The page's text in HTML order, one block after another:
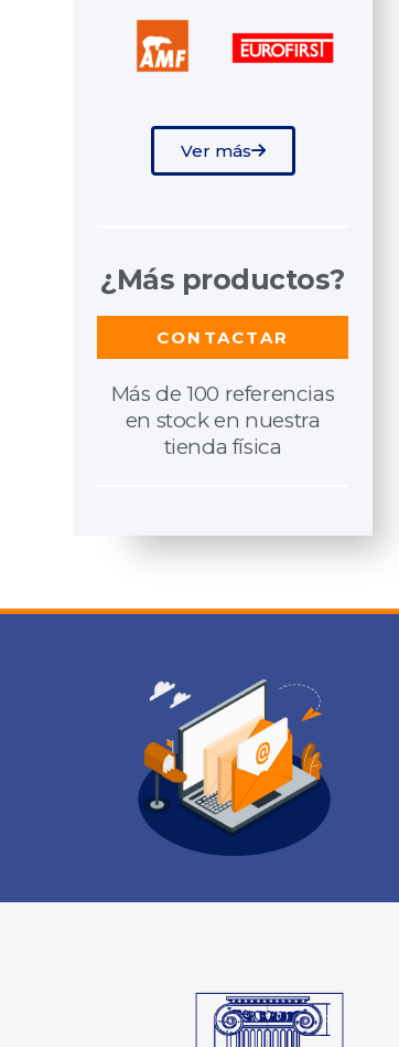
Ver más
¿Más productos?
CONTACTAR
Más de 100 referencias
en stock en nuestra
tienda física